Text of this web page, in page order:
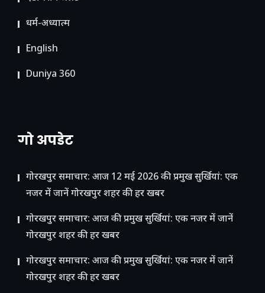
धर्म-अध्यात्म
English
Duniya 360
गो अपडेट
गोरखपुर समाचार: आज 12 मई 2026 की प्रमुख सुर्खियां: एक
नजर में जानें गोरखपुर शहर की हर खबर
गोरखपुर समाचार: आज की प्रमुख सुर्खियां: एक नजर में जानें
गोरखपुर शहर की हर खबर
गोरखपुर समाचार: आज की प्रमुख सुर्खियां: एक नजर में जानें
गोरखपुर शहर की हर खबर